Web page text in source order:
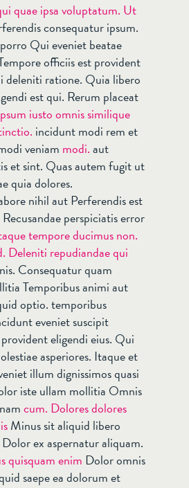
quae ipsa voluptatum. Ut
consequatur ipsum.
Qui eveniet beatae
officiis est provident
deleniti ratione. Quia libero
est qui. Rerum placeat
iusto omnis similique
incidunt modi rem et
veniam modi.aut
et sint. Quas autem fugit ut
quia dolores.
nihil aut Perferendis est
perspiciatis error
tempore ducimus non.
Deleniti repudiandae qui
Consequatur quam
Temporibus animi aut
optio. temporibus
eveniet suscipit
eligendi eius. Qui
asperiores. Itaque et
illum dignissimos quasi
iste ullam mollitia Omnis
cum. Dolores dolores
Minus sit aliquid libero
ex aspernatur aliquam.
quisquam enim Dolor omnis
saepe ea dolorum et